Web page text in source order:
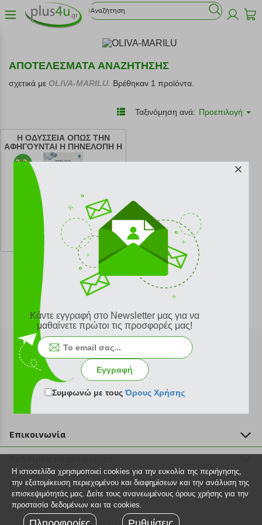
ΑΠΟΤΕΛΕΣΜΑΤΑ ΑΝΑΖΗΤΗΣΗΣ
σχετικά με OLIVA-MARILU. Βρέθηκαν 1 προϊόντα.
Ταξινόμηση ανά: Προεπιλογή
Η ΟΔΥΣΣΕΙΑ ΟΠΩΣ ΤΗΝ
ΑΦΗΓΟΥΝΤΑΙ Η ΠΗΝΕΛΟΠΗ Η
ΚΙΡΚΗ Η ΚΑΛΥΨΩ ΚΑΙ ΟΙ
ΑΛΛΕΣ ΗΡΩΙΔΕΣ ΤΟΥ
ΟΜΗΡΙΚΟΥ ΕΠΟΥΣ
κωδ. 108188308
12.96 €
Ελάχιστη 30 ημερών 14.40 €
Προτεινόμενη λιανική 14.40 €
Εγγραφή στο newsletter
Επικοινωνία
211 2000 700
info@plus4u.gr
Η εταιρία
Σημεία παραλαβής
Ευκαιρίες καριέρας
Βοήθεια
Εξέλιξη παραγγελίας
Τρόποι παραγγελίας
Κάντε εγγραφή στο Newsletter μας για να
μαθαίνετε πρώτοι τις προσφορές μας!
Εγγραφή
Συμφωνώ με τουςΌρους Χρήσης
Η ιστοσελίδα χρησιμοποιεί cookies για την ευκολία της περιήγησης,
την εξατομίκευση περιεχομένου και διαφημίσεων και την ανάλυση της
επισκεψιμότητάς μας. Δείτε τους ανανεωμένους όρους χρήσης για την
προστασία δεδομένων και τα cookies.